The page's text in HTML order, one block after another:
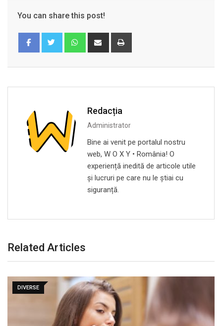
You can share this post!
WhatsappShare
Redacția
Administrator
Bine ai venit pe portalul nostru
web, W O X Y • România! O
experiență inedită de articole utile
și lucruri pe care nu le știai cu
siguranță.
Related Articles
DIVERSE